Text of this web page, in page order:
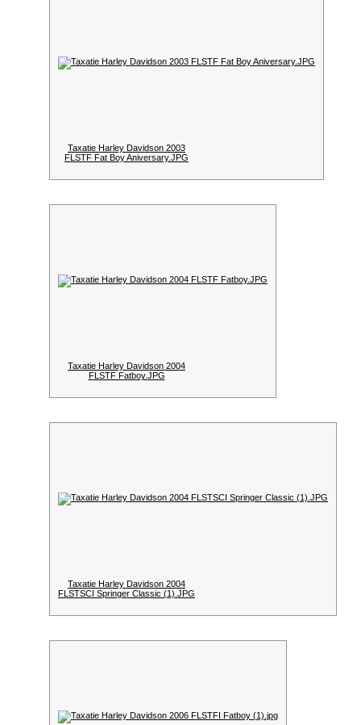
Taxatie Harley Davidson 2003
FLSTF Fat Boy Aniversary.JPG
Taxatie Harley Davidson 2004
FLSTF Fatboy.JPG
Taxatie Harley Davidson 2004
FLSTSCI Springer Classic (1).JPG